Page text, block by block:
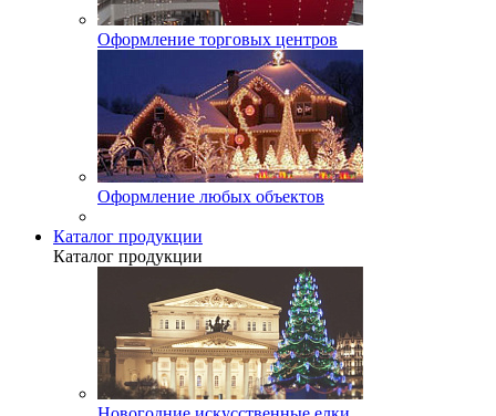
Оформление торговых центров
Оформление любых объектов
Каталог продукции
Каталог продукции